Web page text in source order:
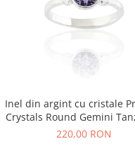
Inel din argint cu cristale
Crystals Round Gemini
220,00 RON